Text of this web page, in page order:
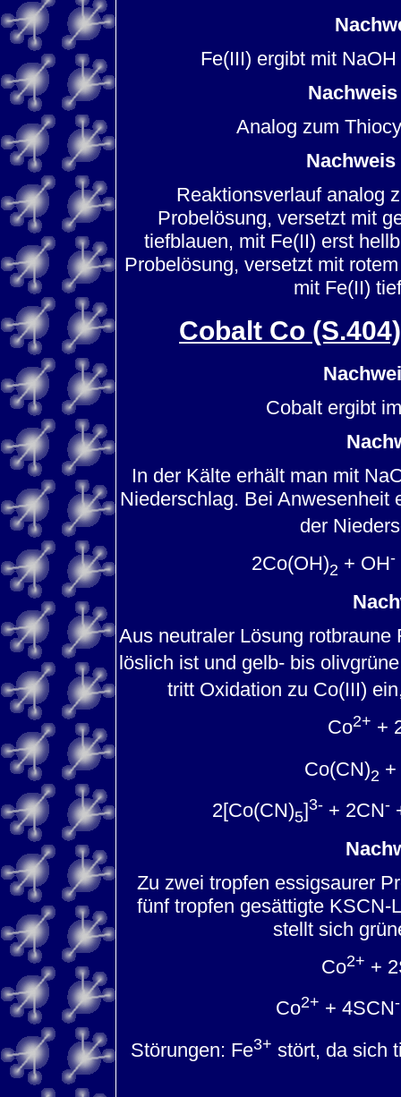
Fe(III) ergibt mit
Analog zum
Reaktionsverlauf analog
Probelösung, versetzt mit
tiefblauen, mit Fe(II) erst
Probelösung, versetzt mit
mit Fe(II)
Cobalt Co
Cobalt ergibt
In der Kälte erhält man mit
Niederschlag. Bei Anwesenheit
der
2Co(OH)2 + OH-
Aus neutraler Lösung rotbraune
löslich ist und gelb- bis
tritt Oxidation zu Co(III)
Co2+ +
Co(CN)2 +
2[Co(CN)5]3- + 2CN-
Zu zwei tropfen essigsaurer
fünf tropfen gesättigte KSCN-
stellt sich
Co2+ +
Co2+ + 4SCN-
Störungen: Fe3+ stört, da sich